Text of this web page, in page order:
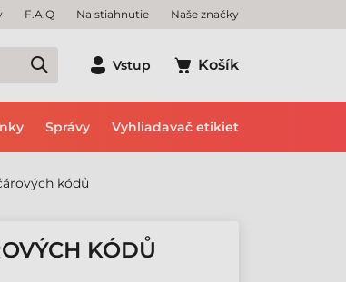
F.A.Q Na stiahnutie Naše značky
Vstup Košík
Správy Vyhliadavač etikiet
kódů
KÓDŮ